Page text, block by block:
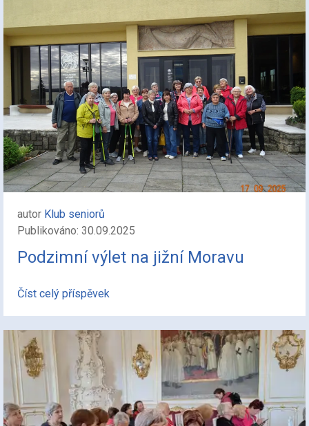
autor Klub seniorů
Publikováno: 30.09.2025
Podzimní výlet na jižní Moravu
Číst celý příspěvek